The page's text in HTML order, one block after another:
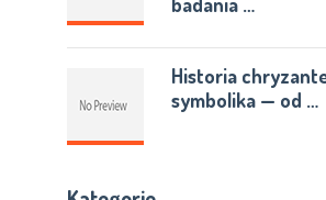
Historia
symbolika — od …